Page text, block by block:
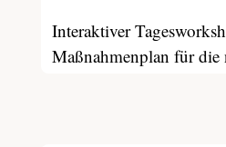
Interaktiver
Maßnahmenplan für die